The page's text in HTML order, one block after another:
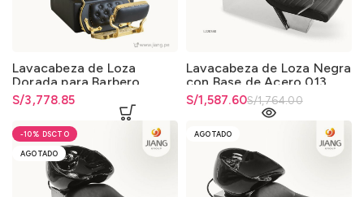
Lavacabeza de Loza
Dorada para Barbero
S/3,778.85
Lavacabeza de Loza Negra
con Base de Acero 013
S/1,764.00
El precio original era:
S/1,587.60
El precio actual es:
-10%
AGOTADO
AGOTADO